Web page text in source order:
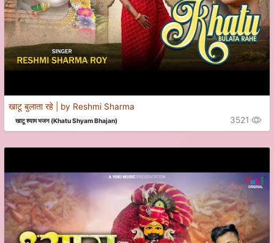
खाटू बुलाता रहे | by Reshmi Sharma
खाटू श्याम भजन (Khatu Shyam Bhajan) 3521